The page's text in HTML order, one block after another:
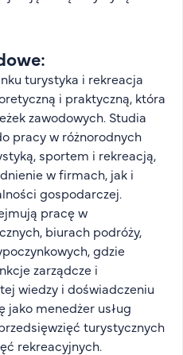
turystyka i rekreacja
i praktyczną, która
zawodowych. Studia
pracy w różnorodnych
sportem i rekreacją,
w firmach, jak i
gospodarczej.
pracę w
biurach podróży,
gdzie
zarządcze i
wiedzy i doświadczeniu
jako menedżer usług
turystycznych
rekreacyjnych.